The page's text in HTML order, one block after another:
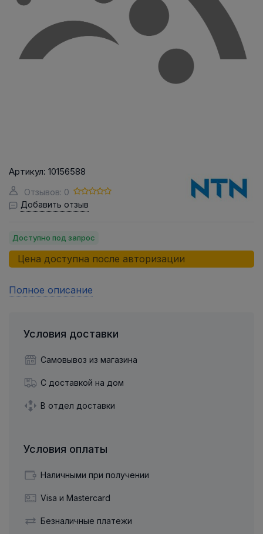
Артикул: 10156588
Отзывов: 0
Добавить отзыв
Доступно под запрос
Цена доступна после авторизации
Полное описание
Условия доставки
Самовывоз из магазина
С доставкой на дом
В отдел доставки
Условия оплаты
Наличными при получении
Visa и Mastercard
Безналичные платежи